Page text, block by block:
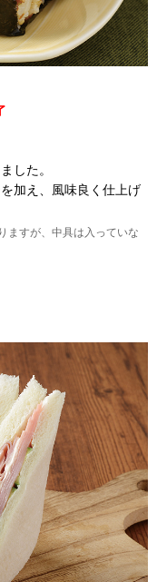
した。
加え、風味良く仕上げ
ますが、中具は入っていな